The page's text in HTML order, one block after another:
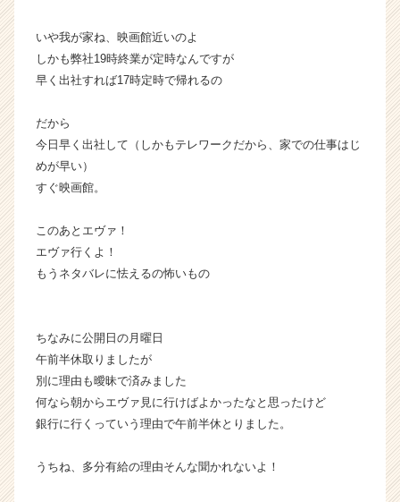
いや我が家ね、映画館近いのよ
しかも弊社19時終業が定時なんですが
早く出社すれば17時定時で帰れるの
だから
今日早く出社して（しかもテレワークだから、家での仕事はじ
めが早い）
すぐ映画館。
このあとエヴァ！
エヴァ行くよ！
もうネタバレに怯えるの怖いもの
ちなみに公開日の月曜日
午前半休取りましたが
別に理由も曖昧で済みました
何なら朝からエヴァ見に行けばよかったなと思ったけど
銀行に行くっていう理由で午前半休とりました。
うちね、多分有給の理由そんな聞かれないよ！